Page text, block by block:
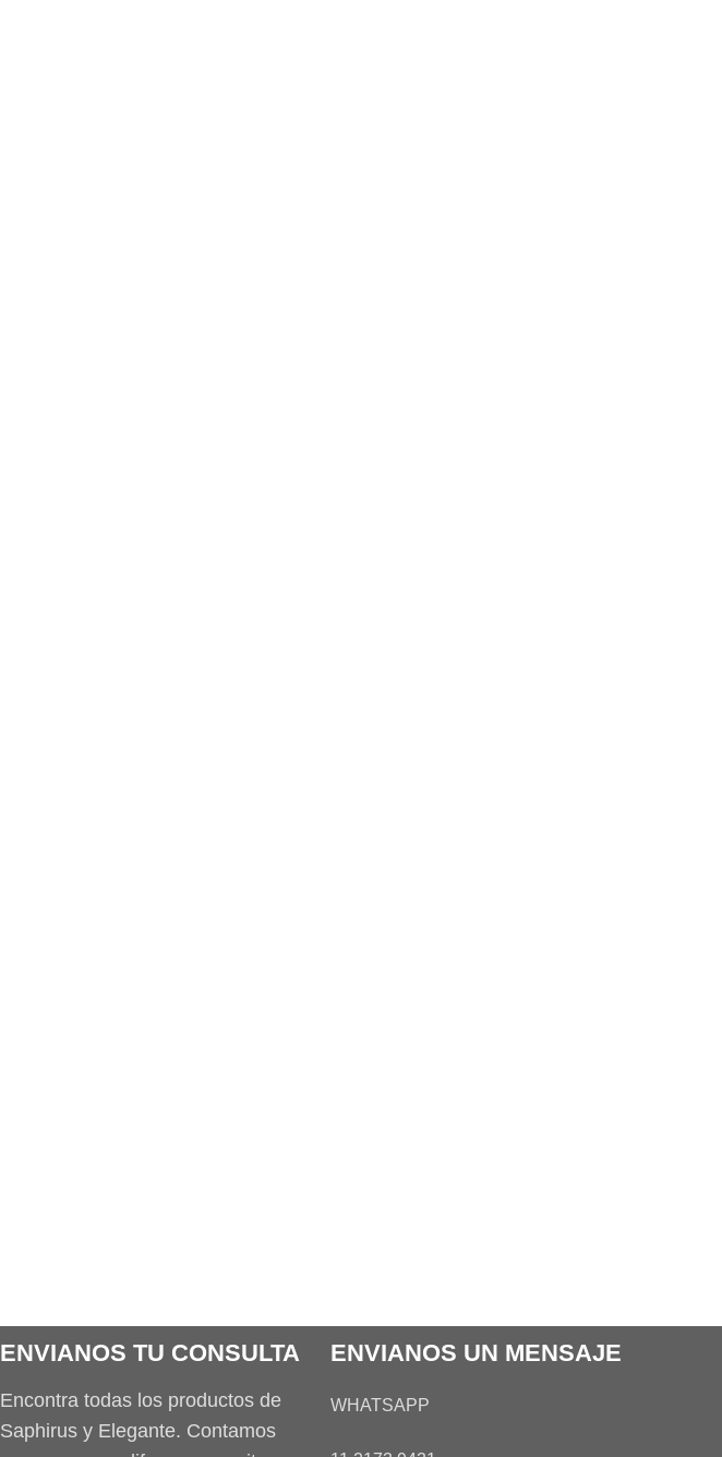
ENVIANOS TU CONSULTA
Encontra todas los productos de
Saphirus y Elegante. Contamos
ENVIANOS UN MENSAJE
WHATSAPP